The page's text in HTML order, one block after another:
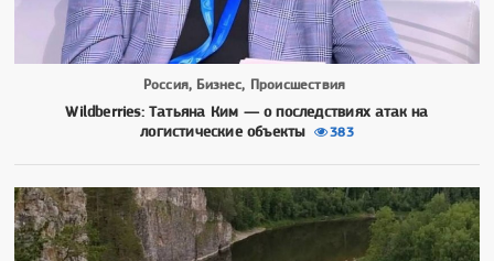
Россия, Бизнес, Происшествия
Wildberries: Татьяна Ким — о последствиях атак на
логистические объекты
383